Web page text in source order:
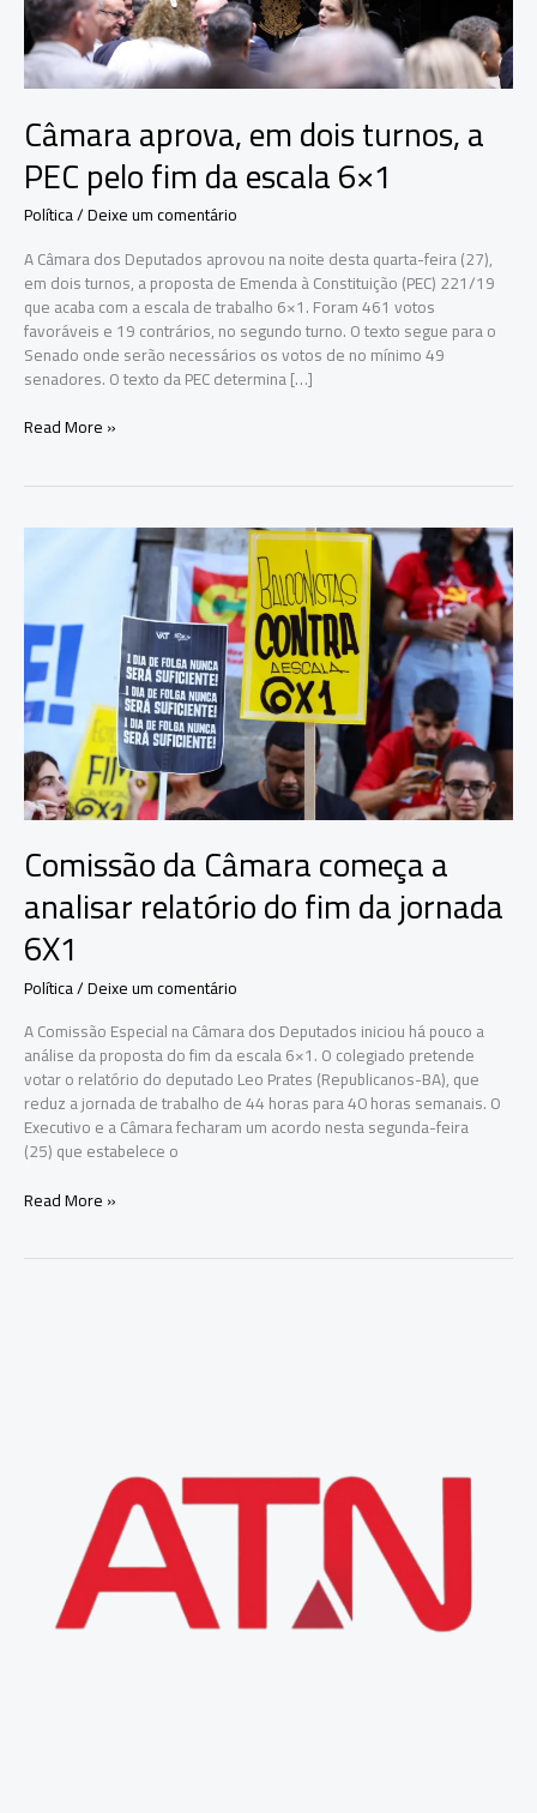
Câmara aprova, em dois turnos, a
PEC pelo fim da escala 6×1
Política/Deixe um comentário
A Câmara dos Deputados aprovou na noite desta quarta-feira (27),
em dois turnos, a proposta de Emenda à Constituição (PEC) 221/19
que acaba com a escala de trabalho 6×1. Foram 461 votos
favoráveis e 19 contrários, no segundo turno. O texto segue para o
Senado onde serão necessários os votos de no mínimo 49
senadores. O texto da PEC determina […]
Câmara
turnos,
fim
da
escala
6×1
Read More »
Comissão da Câmara começa a
analisar relatório do fim da jornada
6X1
Política/Deixe um comentário
A Comissão Especial na Câmara dos Deputados iniciou há pouco a
análise da proposta do fim da escala 6×1. O colegiado pretende
votar o relatório do deputado Leo Prates (Republicanos-BA), que
reduz a jornada de trabalho de 44 horas para 40 horas semanais. O
Executivo e a Câmara fecharam um acordo nesta segunda-feira
(25) que estabelece o
Comissão
Read More »